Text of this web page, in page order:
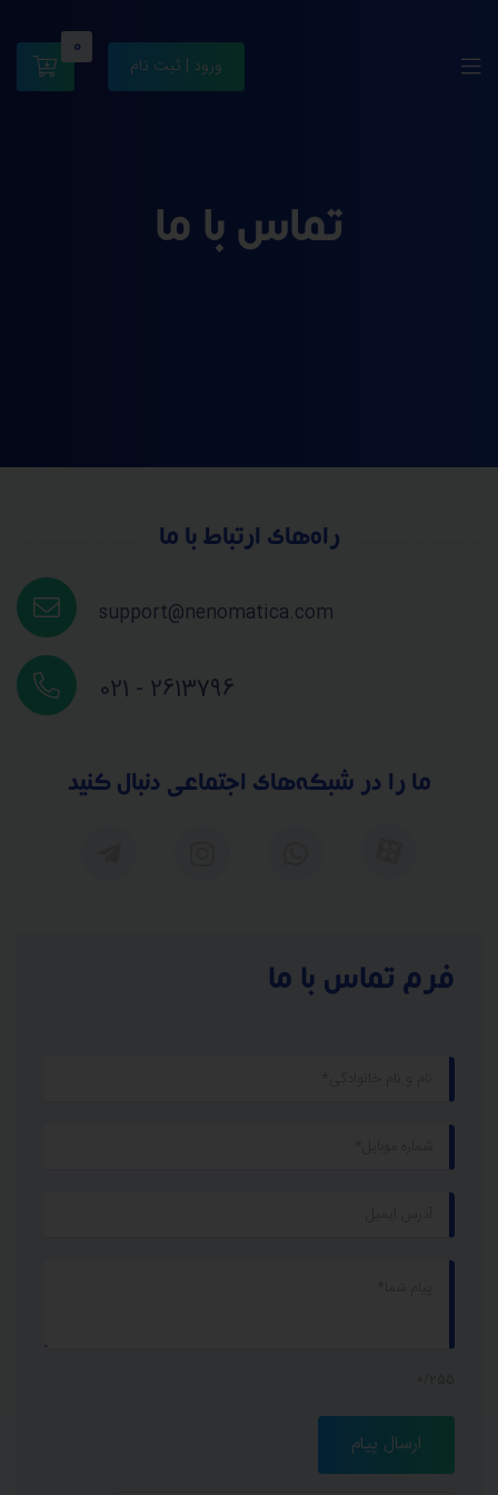
ورود | ثبت نام
0
تماس با ما
راه‌های ارتباط با ما
support@nenomatica.com
021 - 2613796
ما را در شبکه‌های اجتماعی دنبال کنید
فرم تماس با ما
ارسال پیام